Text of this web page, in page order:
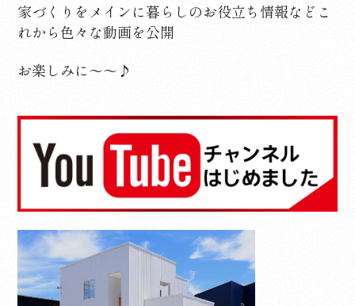
家づくりをメインに暮らしのお役立ち情報など こ
れから色々な動画を公開
お楽しみに～～♪